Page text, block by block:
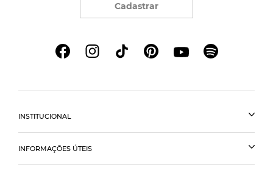
Cadastrar
INSTITUCIONAL
INFORMAÇÕES ÚTEIS